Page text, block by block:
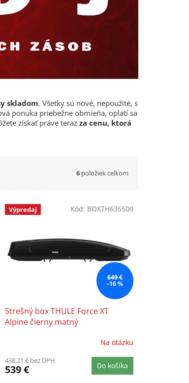
skladom. Všetky sú nové, nepoužité, s
ponuka priebežne obmieňa, oplatí sa
získať práve teraz za cenu, ktorá
6 položiek celkom
Výpredaj
649 €
–16 %
Strešný box THULE Force XT
Alpine čierny matný
Na otázku
438,21 € bez DPH
539 € Do košíka
Kód: BOXTH635500